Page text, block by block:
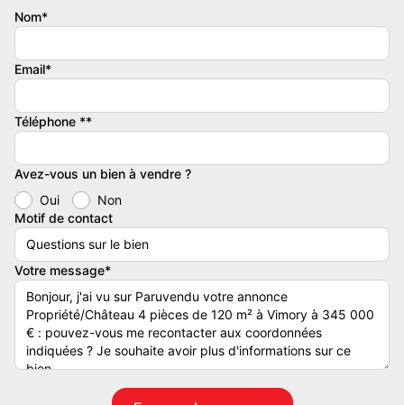
- 3chambres dont une d'environ 25m2
- un beau salon séjour
- 1 salle de bain
- 1 wc
- 1 cuisine entièrement équipée (avec électroménager de qualité)
- 1 cellier
- 1 local technique attenant à la maison
Nom*
Email*
Téléphone **
Avez-vous un bien à vendre ?
Oui
Non
Motif de contact
Votre message*